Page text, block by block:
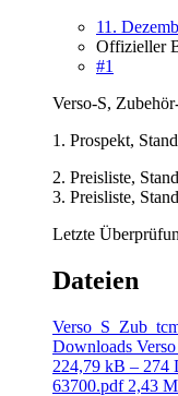
11.
Offizieller
#1
Verso-S,
1. Prospekt,
2. Preisliste,
3. Preisliste,
Letzte
Dateien
Downloads
224,79 kB – 274
63700.pdf 2,43